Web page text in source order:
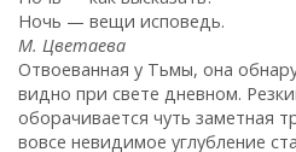
Ночь — вещи исповедь.
М. Цветаева
Отвоеванная у Тьмы, она
видно при свете дневном.
оборачивается чуть заметная
вовсе невидимое углубление